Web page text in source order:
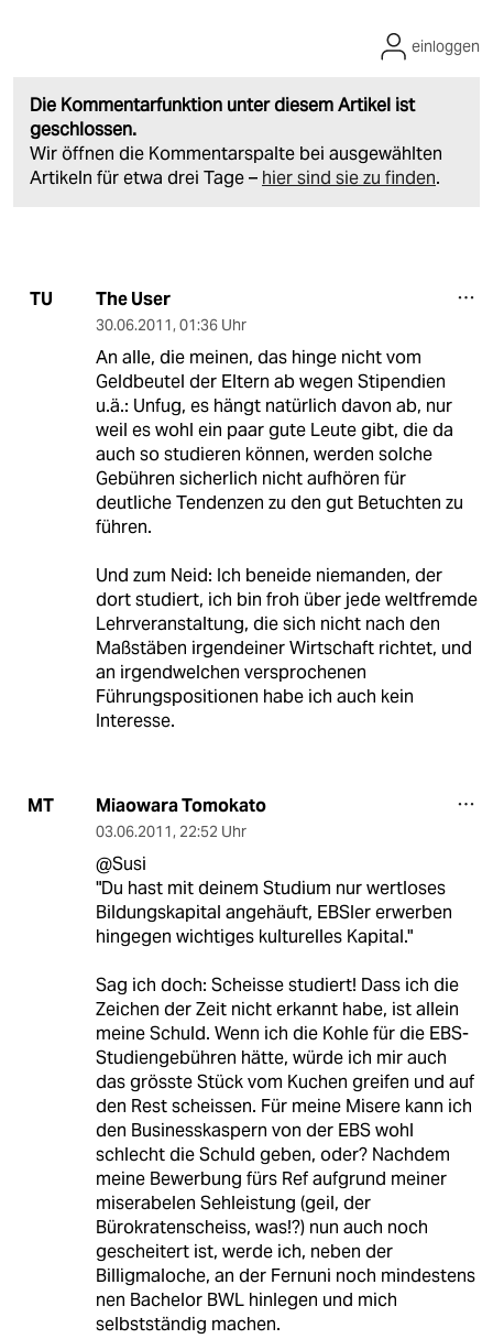
Die Kommentarfunktion unter diesem Artikel ist
geschlossen.
Wir öffnen die Kommentarspalte bei ausgewählten
Artikeln für etwa drei Tage – hier sind sie zu finden.
einloggen
TU The User
30.06.2011, 01:36 Uhr
An alle, die meinen, das hinge nicht vom
Geldbeutel der Eltern ab wegen Stipendien
u.ä.: Unfug, es hängt natürlich davon ab, nur
weil es wohl ein paar gute Leute gibt, die da
auch so studieren können, werden solche
Gebühren sicherlich nicht aufhören für
deutliche Tendenzen zu den gut Betuchten zu
führen.
Und zum Neid: Ich beneide niemanden, der
dort studiert, ich bin froh über jede weltfremde
Lehrveranstaltung, die sich nicht nach den
Maßstäben irgendeiner Wirtschaft richtet, und
an irgendwelchen versprochenen
Führungspositionen habe ich auch kein
Interesse.
MT Miaowara Tomokato
03.06.2011, 22:52 Uhr
@Susi
"Du hast mit deinem Studium nur wertloses
Bildungskapital angehäuft, EBSler erwerben
hingegen wichtiges kulturelles Kapital."
Sag ich doch: Scheisse studiert! Dass ich die
Zeichen der Zeit nicht erkannt habe, ist allein
meine Schuld. Wenn ich die Kohle für die EBS-
Studiengebühren hätte, würde ich mir auch
das grösste Stück vom Kuchen greifen und auf
den Rest scheissen. Für meine Misere kann ich
den Businesskaspern von der EBS wohl
schlecht die Schuld geben, oder? Nachdem
meine Bewerbung fürs Ref aufgrund meiner
miserabelen Sehleistung (geil, der
Bürokratenscheiss, was!?) nun auch noch
gescheitert ist, werde ich, neben der
Billigmaloche, an der Fernuni noch mindestens
nen Bachelor BWL hinlegen und mich
selbstständig machen.